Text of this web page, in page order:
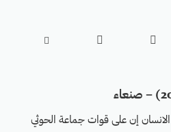



إن على قوات جماعة الحوثي